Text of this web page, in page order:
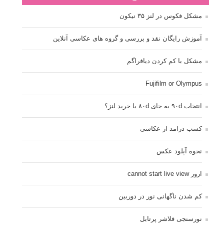
مشکل فکوس در لنز ۳۵ نیکون
آموزش رایگان نقد و بررسی و گروه های عکاسی آنلاین
مشکل با کم کردن دیافراگم
Fujifilm or Olympus
انتخاب ۹۰d به جای ۸۰d یا خرید لنز؟
کسب درامد از عکاسی
نحوه آپلود عکس
ارور cannot start live view
کم شدن ناگهانی نور در دوربین
نورسنجی فلاشر پرتابل